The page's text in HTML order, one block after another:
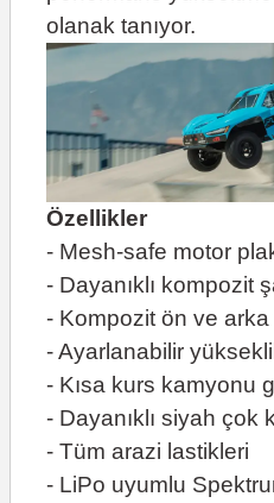
olanak tanıyor.
Özellikler
- Mesh-safe motor
- Dayanıklı kompozit
- Kompozit ön ve
- Ayarlanabilir
- Kısa kurs kamyonu
- Dayanıklı siyah çok
- Tüm arazi lastikleri
- LiPo uyumlu